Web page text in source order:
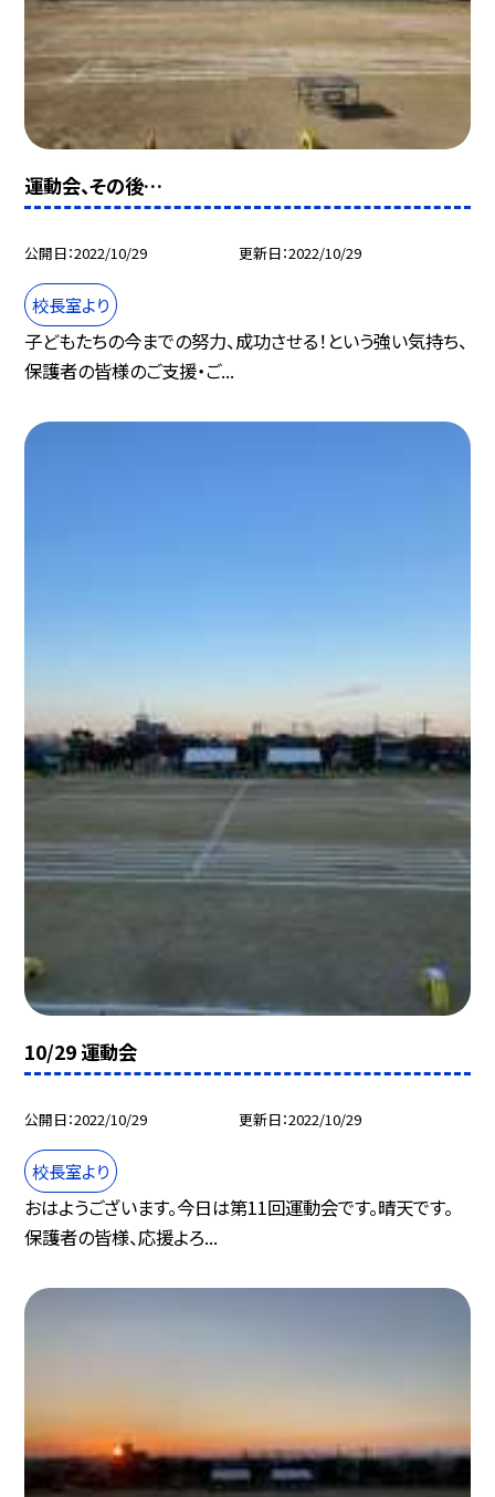
運動会、その後…
公開日 2022/10/29 更新日 2022/10/29
校長室より
子どもたちの今までの努力、成功させる！という強い気持ち、
保護者の皆様のご支援・ご...
10/29 運動会
公開日 2022/10/29 更新日 2022/10/29
校長室より
おはようございます。今日は第11回運動会です。晴天です。
保護者の皆様、応援よろ...